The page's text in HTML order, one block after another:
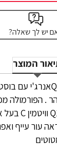
יש לך שאלה?
המוצר